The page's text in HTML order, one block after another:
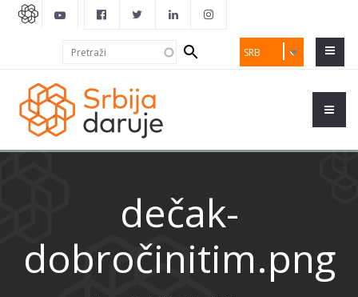
SRB
Search
form
dečak-
dobročinitim.png